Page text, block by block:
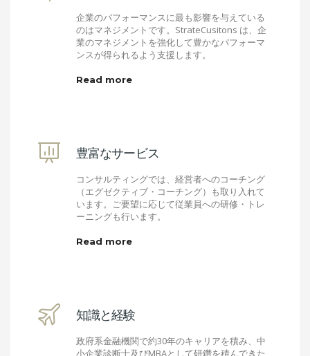
企業のパフォーマンスに最も影響を与えている
のはマネジメントです。 StrateCusitons は、企
業のマネジメントを強化して豊かなパフォーマ
ンスが得られるよう支援します。
Read more
豊富なサービス
コンサルティングでは、経営者へのコーチング
（エグゼクティブ・コーチング）も取り入れて
います。ご要望に応じて従業員への研修・トレ
ーニングも行います。
Read more
知識と経験
政府系金融機関で約30年のキャリアを積み、中
小企業診断士及びMBAとして研鑽を積んできた